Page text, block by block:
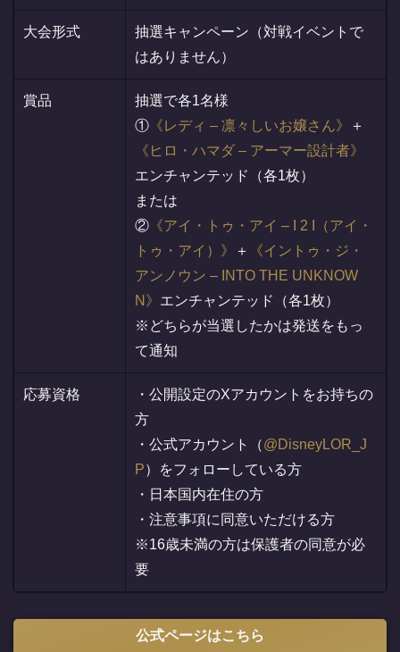
大会形式
抽選キャンペーン（対戦イベントで
はありません）
賞品
抽選で各1名様
①
レディ – 凛々しいお嬢さん
＋
ヒロ・ハマダ – アーマー設計者
エンチャンテッド（各1枚）
または
②
アイ・トゥ・アイ – I 2 I（アイ・
トゥ・アイ）
＋
イントゥ・ジ・
アンノウン – INTO THE UNKNOW
N
エンチャンテッド（各1枚）
※どちらが当選したかは発送をもっ
て通知
応募資格
・公開設定のXアカウントをお持ちの
方
・公式アカウント（@DisneyLOR_J
P）をフォローしている方
・日本国内在住の方
・注意事項に同意いただける方
※16歳未満の方は保護者の同意が必
要
公式ページはこちら